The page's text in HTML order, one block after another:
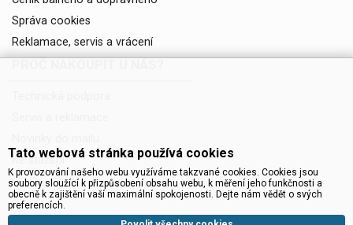
Správa cookies
Reklamace, servis a vrácení
Ke stažení
Tato webová stránka používá cookies
K provozování našeho webu využíváme takzvané cookies. Cookies jsou
soubory sloužící k přizpůsobení obsahu webu, k měření jeho funkčnosti a
obecně k zajištění vaší maximální spokojenosti. Dejte nám vědět o svých
preferencích.